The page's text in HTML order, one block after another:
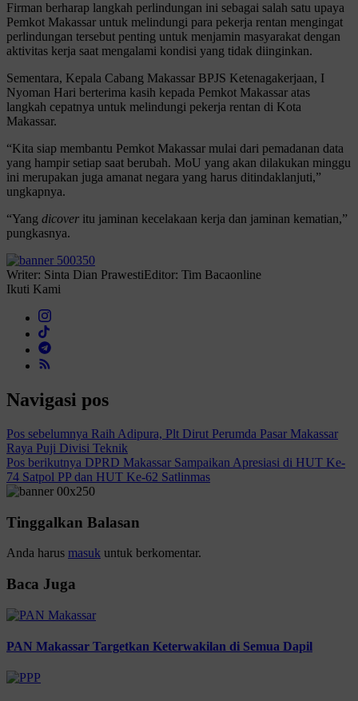
Firman berharap langkah perlindungan ini sebagai salah satu upaya
Pemkot Makassar untuk melindungi para pekerja rentan mengingat
perlindungan tersebut penting untuk menjamin masyarakat dengan
aktivitas kerja saat mengalami kondisi yang tidak diinginkan.
Sementara, Kepala Cabang Makassar BPJS Ketenagakerjaan, I
Nyoman Hari berterima kasih kepada Pemkot Makassar atas
langkah cepatnya untuk melindungi pekerja rentan di Kota
Makassar.
“Kita siap membantu Pemkot Makassar mulai dari pemadanan data
yang hampir setiap saat berubah. MoU yang akan dilakukan minggu
ini merupakan juga amanat negara yang harus ditindaklanjuti,”
ungkapnya.
“Yang dicover itu jaminan kecelakaan kerja dan jaminan kematian,”
pungkasnya.
Writer: Sinta Dian PrawestiEditor: Tim Bacaonline
Ikuti Kami
Navigasi pos
Pos sebelumnya Raih Adipura, Plt Dirut Perumda Pasar Makassar
Raya Puji Divisi Teknik
Pos berikutnya DPRD Makassar Sampaikan Apresiasi di HUT Ke-
74 Satpol PP dan HUT Ke-62 Satlinmas
Tinggalkan Balasan
Anda harus masuk untuk berkomentar.
Baca Juga
PAN Makassar Targetkan Keterwakilan di Semua Dapil